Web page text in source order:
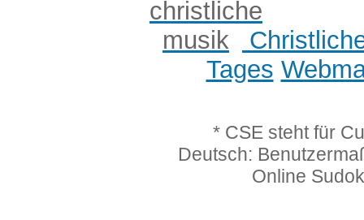
Tages
* CSE steht für
Deutsch:
Online